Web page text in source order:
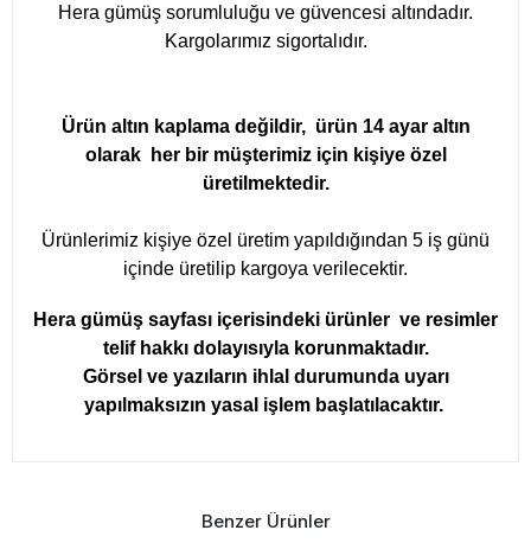
Hera gümüş sorumluluğu ve güvencesi altındadır.
Kargolarımız sigortalıdır.
Ürün altın kaplama değildir, ürün 14 ayar altın
olarak her bir müşterimiz için kişiye özel
üretilmektedir.
Ürünlerimiz kişiye özel üretim yapıldığından 5 iş günü
içinde üretilip kargoya verilecektir.
Hera gümüş sayfası içerisindeki ürünler ve resimler
telif hakkı dolayısıyla korunmaktadır.
Görsel ve yazıların ihlal durumunda uyarı
yapılmaksızın yasal işlem başlatılacaktır.
Benzer Ürünler